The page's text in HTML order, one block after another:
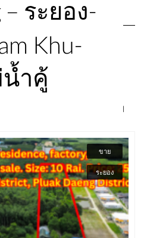
– ระยอง-
Khu-
ำคู้
|
ขาย
ระยอง